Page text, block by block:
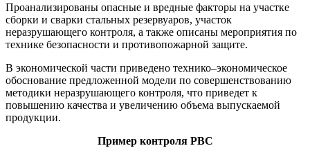
Проанализированы опасные и вредные факторы на участке
сборки и сварки стальных резервуаров, участок
неразрушающего контроля, а также описаны мероприятия по
технике безопасности и противопожарной защите.
В экономической части приведено технико–экономическое
обоснование предложенной модели по совершенствованию
методики неразрушающего контроля, что приведет к
повышению качества и увеличению объема выпускаемой
продукции.
Пример контроля РВС